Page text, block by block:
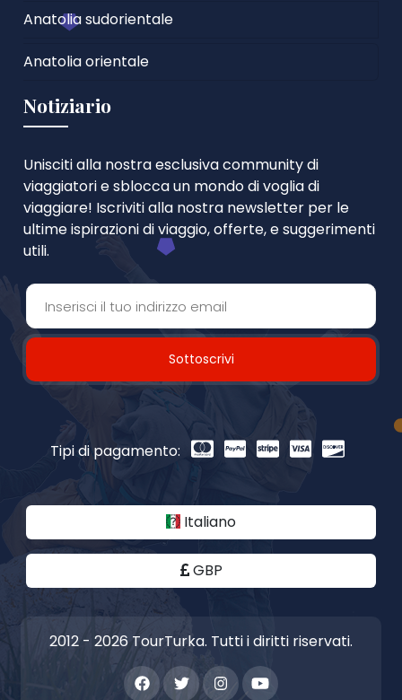
Anatolia sudorientale
Anatolia orientale
Notiziario
Unisciti alla nostra esclusiva community di
viaggiatori e sblocca un mondo di voglia di
viaggiare! Iscriviti alla nostra newsletter per le
ultime ispirazioni di viaggio, offerte, e suggerimenti
utili.
Sottoscrivi
Tipi di pagamento:
Italiano
GBP
2012 - 2026 TourTurka. Tutti i diritti riservati.